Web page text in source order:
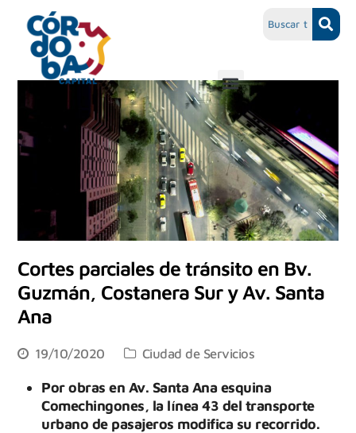
Cortes parciales de tránsito en Bv.
Guzmán, Costanera Sur y Av. Santa
Ana
19/10/2020 Ciudad de Servicios
Por obras en Av. Santa Ana esquina
Comechingones, la línea 43 del transporte
urbano de pasajeros modifica su recorrido.